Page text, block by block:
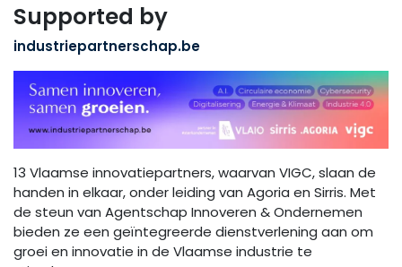
Supported by
industriepartnerschap.be
13 Vlaamse innovatiepartners, waarvan VIGC, slaan de
handen in elkaar, onder leiding van Agoria en Sirris. Met
de steun van Agentschap Innoveren & Ondernemen
bieden ze een geïntegreerde dienstverlening aan om
groei en innovatie in de Vlaamse industrie te